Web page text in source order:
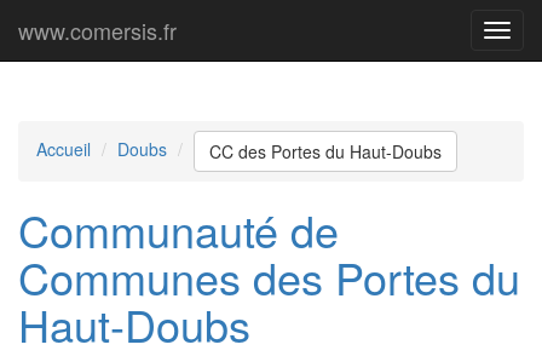
Menu
www.comersis.fr
Accueil Doubs CC des Portes du Haut-Doubs
Communauté de
Communes des Portes du
Haut-Doubs